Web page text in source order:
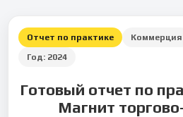
Отчет по практике
Коммерция
Год: 2024
Готовый отчет по
Магнит